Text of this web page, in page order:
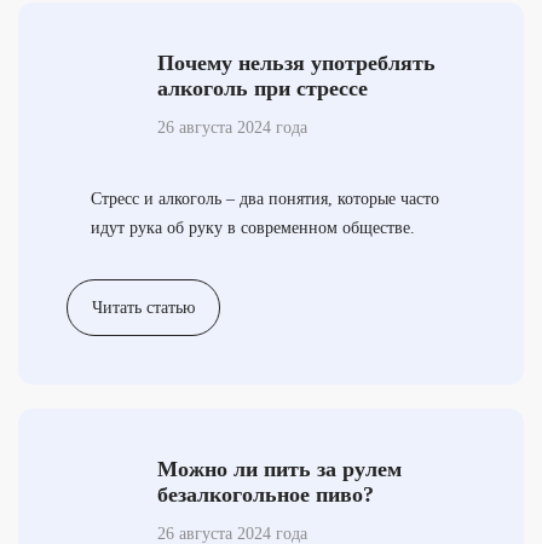
Почему нельзя употреблять
алкоголь при стрессе
26 августа 2024 года
Стресс и алкоголь – два понятия, которые часто
идут рука об руку в современном обществе.
Читать статью
Можно ли пить за рулем
безалкогольное пиво?
26 августа 2024 года